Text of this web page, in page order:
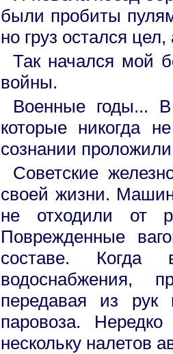
были пробиты
но груз остался
Так начался мой
войны.
Военные годы...
которые никогда
сознании
Советские
своей жизни.
не отходили от
Поврежденные
составе. Когда
водоснабжения,
передавая из рук
паровоза.
нескольку налетов